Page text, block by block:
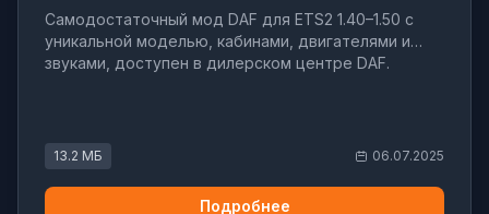
Самодостаточный мод DAF для ETS2 1.40–1.50 с
уникальной моделью, кабинами, двигателями и
звуками, доступен в дилерском центре DAF.
13.2 МБ 06.07.2025
Подробнее